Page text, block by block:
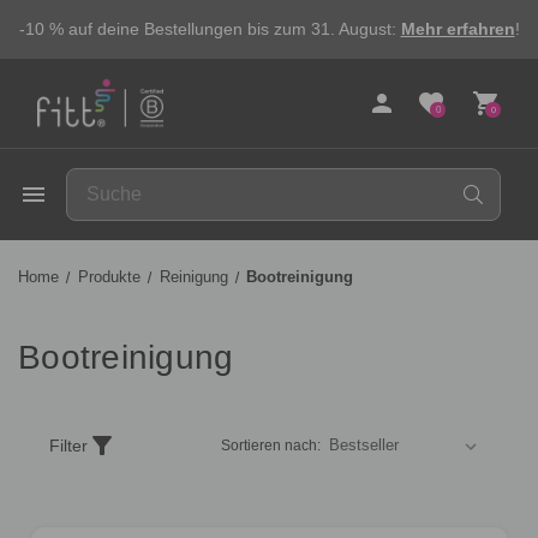
-10 % auf deine Bestellungen bis zum 31. August: Mehr erfahren!
person 0
favorite 0
shopping_cart
menu
Home Produkte Reinigung Bootreinigung
Bootreinigung
Filterfilter_alt
Produkte
Sortieren nach: